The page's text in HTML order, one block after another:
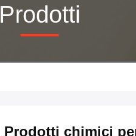
Prodotti
Prodotti chimici